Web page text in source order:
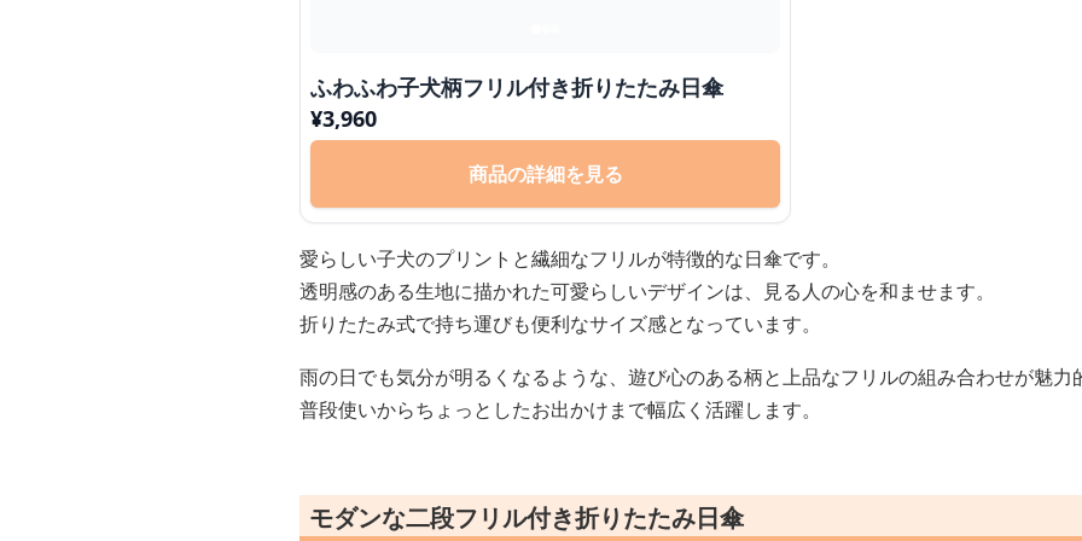
ふわふわ子犬柄フリル付き折りたたみ日傘
¥3,960
商品の詳細を見る
愛らしい子犬のプリントと繊細なフリルが特徴的な日傘です。
透明感のある生地に描かれた可愛らしいデザインは、見る人の心を和ませます。
折りたたみ式で持ち運びも便利なサイズ感となっています。
雨の日でも気分が明るくなるような、遊び心のある柄と上品なフリルの組み合わせが魅力
普段使いからちょっとしたお出かけまで幅広く活躍します。
モダンな二段フリル付き折りたたみ日傘